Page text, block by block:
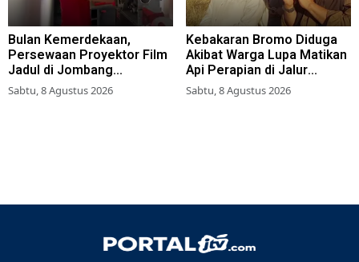
Bulan Kemerdekaan,
Persewaan Proyektor Film
Jadul di Jombang
Meningkat
Sabtu, 8 Agustus 2026
Kebakaran Bromo Diduga
Akibat Warga Lupa Matikan
Api Perapian di Jalur
Tradisional
Sabtu, 8 Agustus 2026